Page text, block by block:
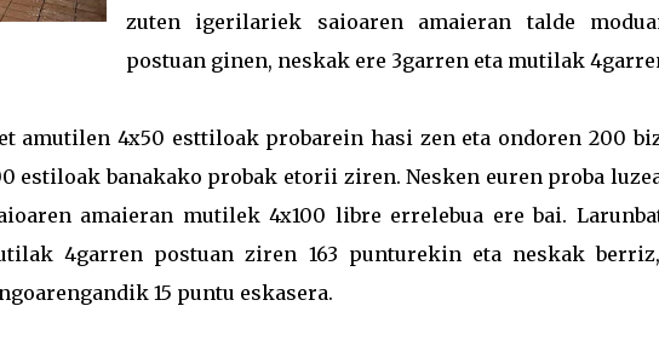
zuten igerilariek saioaren amaieran talde
postuan ginen, neskak ere 3garren eta mutilak
amutilen 4x50 esttiloak probarein hasi zen eta ondoren 200
estiloak banakako probak etorii ziren. Nesken euren proba
amaieran mutilek 4x100 libre errelebua ere bai.
4garren postuan ziren 163 punturekin eta neskak berriz,
15 puntu eskasera.